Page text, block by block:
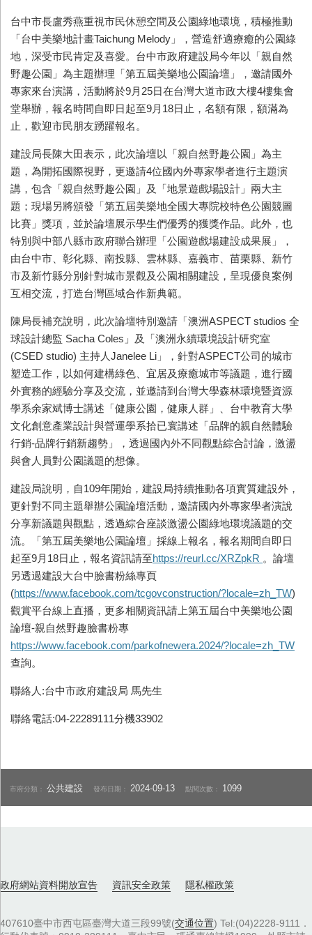
台中市長盧秀燕重視市民休憩空間及公園綠地環境，積極推動
「台中美樂地計畫Taichung Melody」，營造舒適療癒的公園綠
地，深受市民肯定及喜愛。台中市政府建設局今年以「親自然
野趣公園」為主題辦理「第五屆美樂地公園論壇」，邀請國外
專家來台演講，活動將於9月25日在台灣大道市政大樓4樓集會
堂舉辦，報名時間自即日起至9月18日止，名額有限，額滿為
止，歡迎市民朋友踴躍報名。
建設局長陳大田表示，此次論壇以「親自然野趣公園」為主
題，為開拓國際視野，更邀請4位國內外專家學者進行主題演
講，包含「親自然野趣公園」及「地景遊戲場設計」兩大主
題；現場另將頒發「第五屆美樂地全國大專院校特色公園競圖
比賽」獎項，並於論壇展示學生們優秀的獲獎作品。此外，也
特別與中部八縣市政府聯合辦理「公園遊戲場建設成果展」，
由台中市、彰化縣、南投縣、雲林縣、嘉義市、苗栗縣、新竹
市及新竹縣分別針對城市景觀及公園相關建設，呈現優良案例
互相交流，打造台灣區域合作新典範。
陳局長補充說明，此次論壇特別邀請「澳洲ASPECT studios 全
球設計總監 Sacha Coles」及「澳洲永續環境設計研究室
(CSED studio) 主持人Janelee Li」，針對ASPECT公司的城市
塑造工作，以如何建構綠色、宜居及療癒城市等議題，進行國
外實務的經驗分享及交流，並邀請到台灣大學森林環境暨資源
學系余家斌博士講述「健康公園，健康人群」、台中教育大學
文化創意產業設計與營運學系拾已寰講述「品牌的親自然體驗
行銷-品牌行銷新趨勢」，透過國內外不同觀點綜合討論，激盪
與會人員對公園議題的想像。
建設局說明，自109年開始，建設局持續推動各項實質建設外，
更針對不同主題舉辦公園論壇活動，邀請國內外專家學者演說
分享新議題與觀點，透過綜合座談激盪公園綠地環境議題的交
流。「第五屆美樂地公園論壇」採線上報名，報名期間自即日
起至9月18日止，報名資訊請至https://reurl.cc/XRZpkR 。論壇
另透過建設大台中臉書粉絲專頁
(https://www.facebook.com/tcgovconstruction/?locale=zh_TW)
觀賞平台線上直播，更多相關資訊請上第五屆台中美樂地公園
論壇-親自然野趣臉書粉專
https://www.facebook.com/parkofnewera.2024/?locale=zh_TW
查詢。
聯絡人:台中市政府建設局 馬先生
聯絡電話:04-22289111分機33902
市府分類：公共建設 發布日期：2024-09-13 點閱次數： 1099
政府網站資料開放宣告 資訊安全政策 隱私權政策
407610臺中市西屯區臺灣大道三段99號(交通位置) Tel:(04)2228-9111．